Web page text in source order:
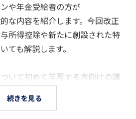
や年金受給者の方が
な内容を紹介します。今回改正
所得控除や新たに創設された特
ても解説します。
いて初めて学習する方向けの講
続きを見る